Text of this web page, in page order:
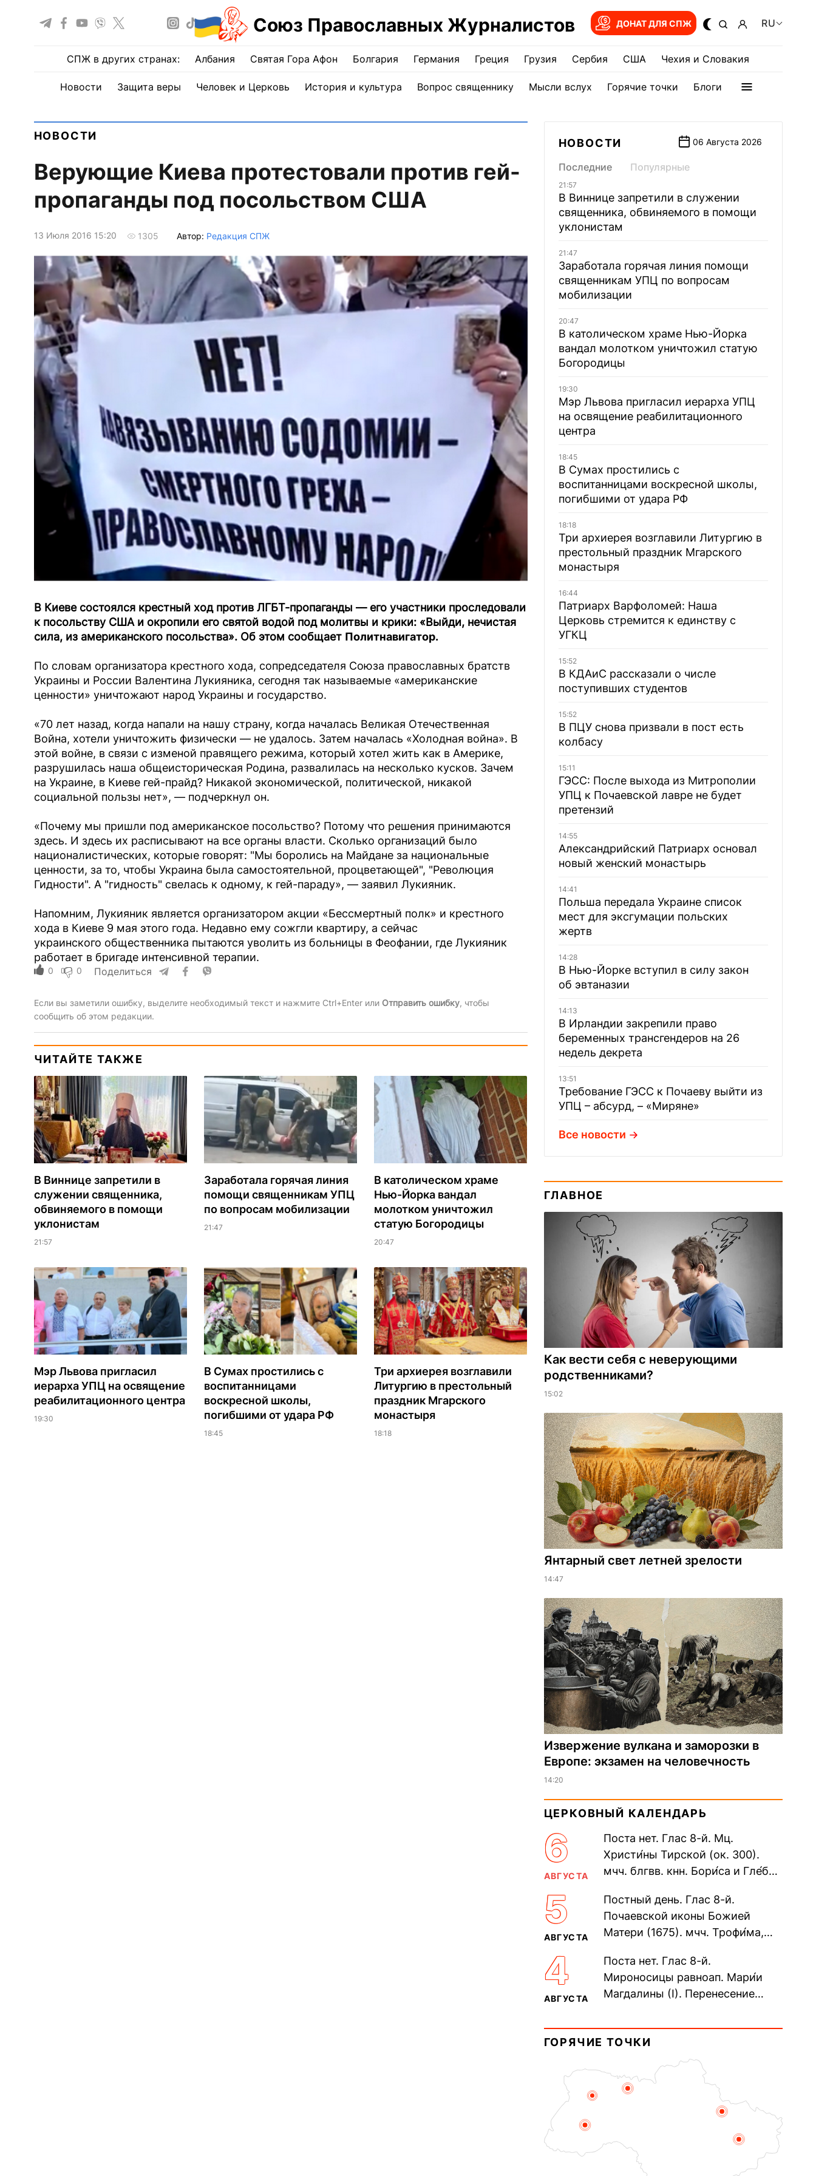
Союз Православных Журналистов ДОНАТ ДЛЯ СПЖ RU
СПЖ в других странах: Албания Святая Гора Афон Болгария Германия Греция Грузия Сербия США Чехия и Словакия
Новости Защита веры Человек и Церковь История и культура Вопрос священнику Мысли вслух Горячие точки Блоги
НОВОСТИ
Верующие Киева протестовали против гей-
пропаганды под посольством США
13 Июля 2016 15:20 1305 Автор: Редакция СПЖ
В Киеве состоялся крестный ход против ЛГБТ-пропаганды — его участники проследовали
к посольству США и окропили его святой водой под молитвы и крики: «Выйди, нечистая
сила, из американского посольства». Об этом сообщает Политнавигатор.
По словам организатора крестного хода, сопредседателя Союза православных братств
Украины и России Валентина Лукияника, сегодня так называемые «американские
ценности» уничтожают народ Украины и государство.
«70 лет назад, когда напали на нашу страну, когда началась Великая Отечественная
Война, хотели уничтожить физически — не удалось. Затем началась «Холодная война». В
этой войне, в связи с изменой правящего режима, который хотел жить как в Америке,
разрушилась наша общеисторическая Родина, развалилась на несколько кусков. Зачем
на Украине, в Киеве гей-прайд? Никакой экономической, политической, никакой
социальной пользы нет», — подчеркнул он.
«Почему мы пришли под американское посольство? Потому что решения принимаются
здесь. И здесь их расписывают на все органы власти. Сколько организаций было
националистических, которые говорят: "Мы боролись на Майдане за национальные
ценности, за то, чтобы Украина была самостоятельной, процветающей", "Революция
Гидности". А "гидность" свелась к одному, к гей-параду», — заявил Лукияник.
Напомним, Лукияник является организатором акции «Бессмертный полк» и крестного
хода в Киеве 9 мая этого года. Недавно ему сожгли квартиру, а сейчас
украинского общественника пытаются уволить из больницы в Феофании, где Лукияник
работает в бригаде интенсивной терапии.
0 0 Поделиться
Если вы заметили ошибку, выделите необходимый текст и нажмите Ctrl+Enter или Отправить ошибку, чтобы
сообщить об этом редакции.
ЧИТАЙТЕ ТАКЖЕ
В Виннице запретили в
служении священника,
обвиняемого в помощи
уклонистам
21:57
Заработала горячая линия
помощи священникам УПЦ
по вопросам мобилизации
21:47
В католическом храме
Нью-Йорка вандал
молотком уничтожил
статую Богородицы
20:47
Мэр Львова пригласил
иерарха УПЦ на освящение
реабилитационного центра
19:30
В Сумах простились с
воспитанницами
воскресной школы,
погибшими от удара РФ
18:45
Три архиерея возглавили
Литургию в престольный
праздник Мгарского
монастыря
18:18
НОВОСТИ 06 Августа 2026
Последние Популярные
21:57
В Виннице запретили в служении
священника, обвиняемого в помощи
уклонистам
21:47
Заработала горячая линия помощи
священникам УПЦ по вопросам
мобилизации
20:47
В католическом храме Нью-Йорка
вандал молотком уничтожил статую
Богородицы
19:30
Мэр Львова пригласил иерарха УПЦ
на освящение реабилитационного
центра
18:45
В Сумах простились с
воспитанницами воскресной школы,
погибшими от удара РФ
18:18
Три архиерея возглавили Литургию в
престольный праздник Мгарского
монастыря
16:44
Патриарх Варфоломей: Наша
Церковь стремится к единству с
УГКЦ
15:52
В КДАиС рассказали о числе
поступивших студентов
15:52
В ПЦУ снова призвали в пост есть
колбасу
15:11
ГЭСС: После выхода из Митрополии
УПЦ к Почаевской лавре не будет
претензий
14:55
Александрийский Патриарх основал
новый женский монастырь
14:41
Польша передала Украине список
мест для эксгумации польских
жертв
14:28
В Нью-Йорке вступил в силу закон
об эвтаназии
14:13
В Ирландии закрепили право
беременных трансгендеров на 26
недель декрета
13:51
Требование ГЭСС к Почаеву выйти из
УПЦ – абсурд, – «Миряне»
Все новости
ГЛАВНОЕ
Как вести себя с неверующими
родственниками?
15:02
Янтарный свет летней зрелости
14:47
Извержение вулкана и заморозки в
Европе: экзамен на человечность
14:20
ЦЕРКОВНЫЙ КАЛЕНДАРЬ
6
АВГУСТА
Поста нет. Глас 8-й. Мц.
Христи́ны Тирской (ок. 300).
мчч. блгвв. кнн. Бори́са и Гле́ба,
Дави́да (1015). Прп....
5
АВГУСТА
Постный день. Глас 8-й.
Почаевской иконы Божией
Матери (1675). мчч. Трофи́ма,
мучеников (284–305). прав.
воина Фео́дора...
4
АВГУСТА
Поста нет. Глас 8-й.
Мироносицы равноап. Мари́и
Магдалины (I). Перенесение
Синопского (403–404). Прп.
Корни́лия...
ГОРЯЧИЕ ТОЧКИ